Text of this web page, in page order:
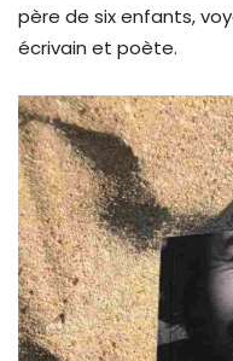
père de six enfants,
écrivain et poète.